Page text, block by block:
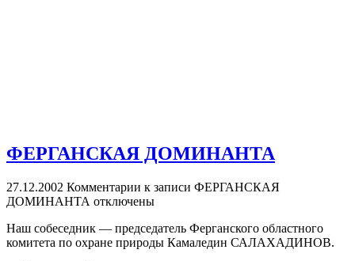
ФЕРГАНСКАЯ ДОМИНАНТА
27.12.2002 Комментарии к записи ФЕРГАНСКАЯ
ДОМИНАНТА отключены
Наш собеседник — председатель Ферганского областного
комитета по охране природы Камаледин САЛАХАДИНОВ.